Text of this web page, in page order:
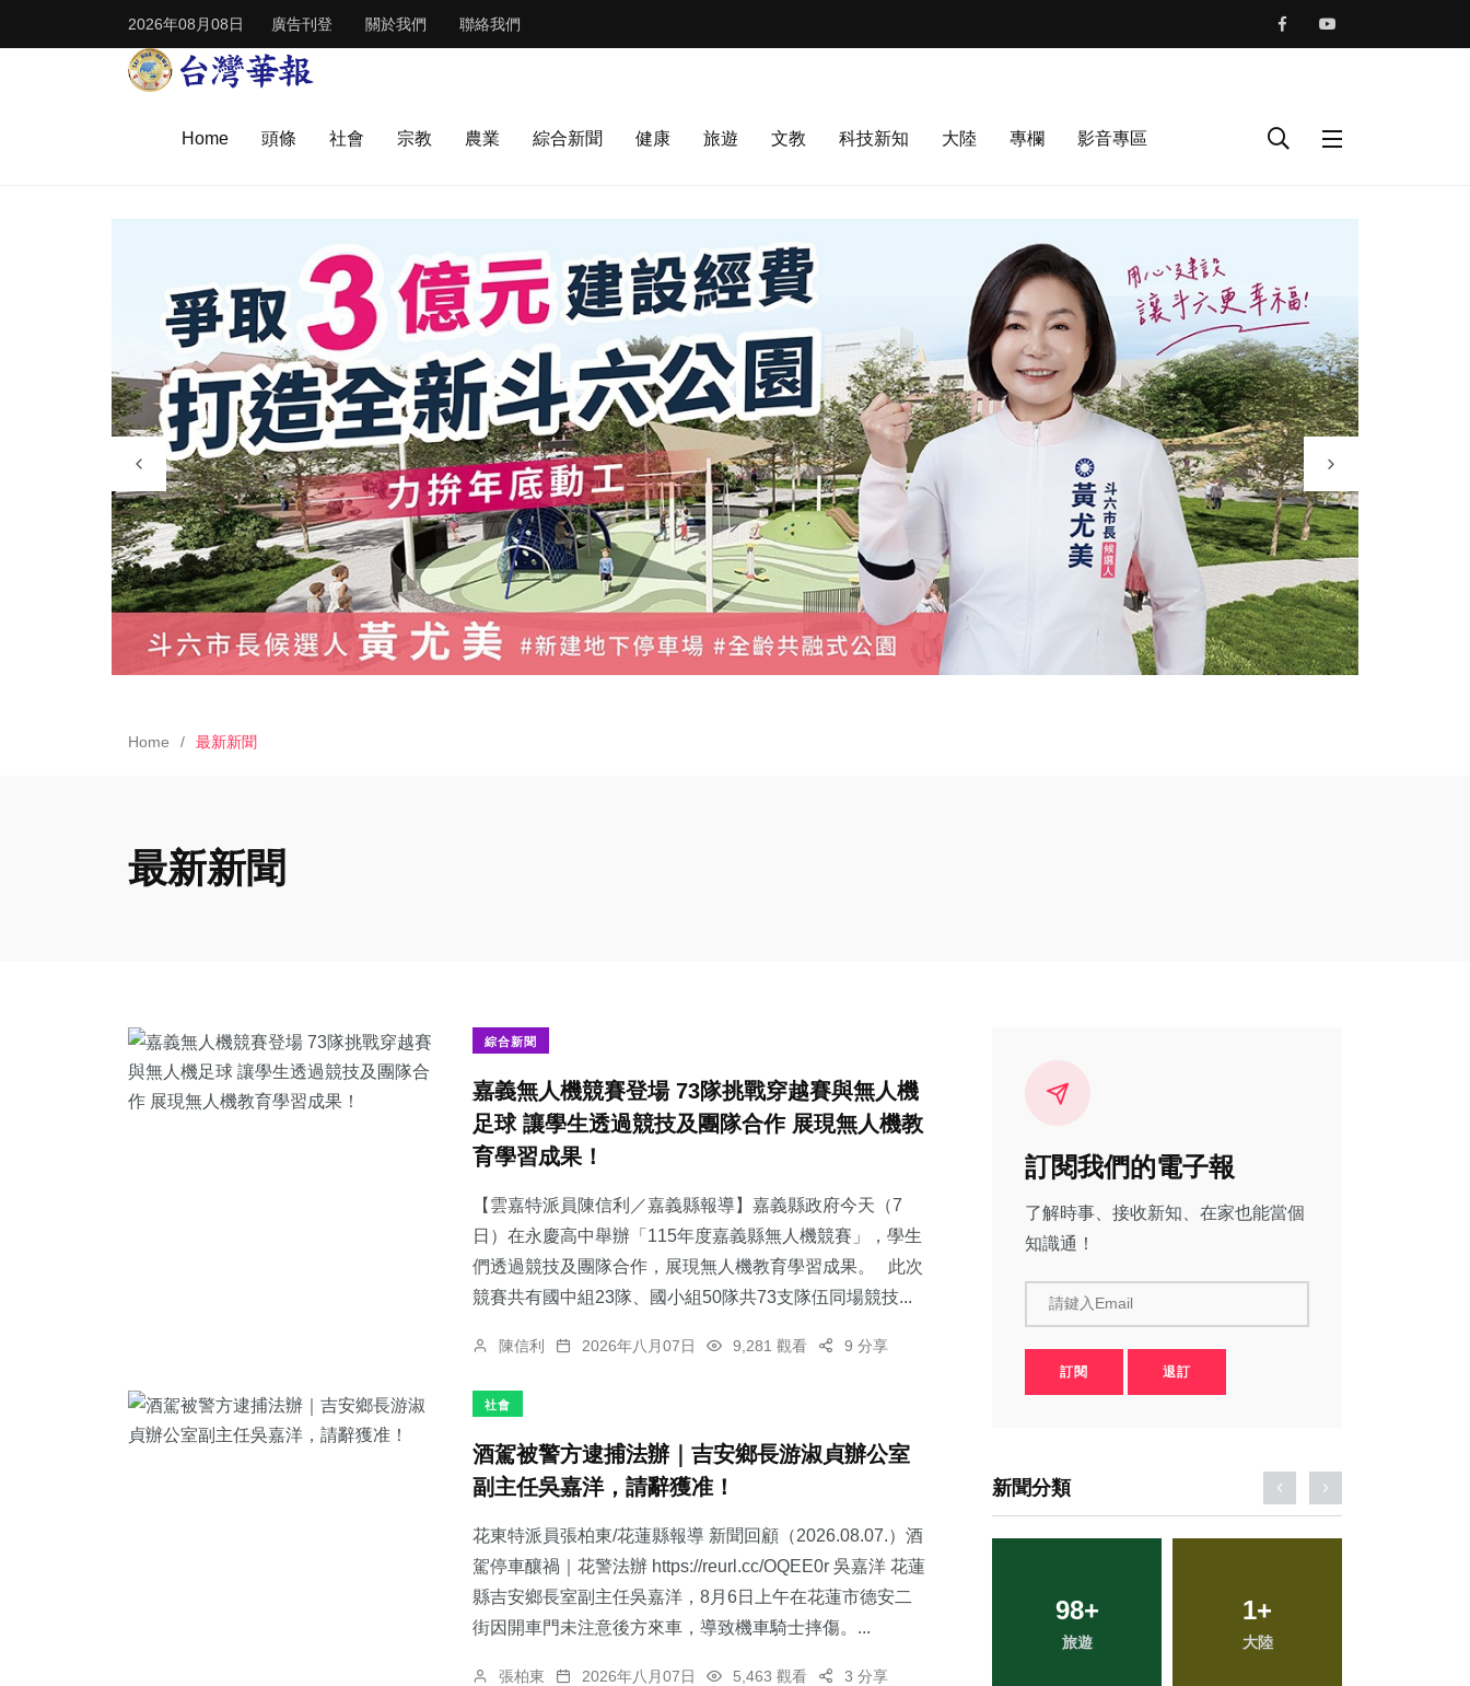
2026年08月08日 廣告刊登 關於我們 聯絡我們
Home 頭條 社會 宗教 農業 綜合新聞 健康 旅遊 文教 科技新知 大陸 專欄 影音專區
Home 最新新聞
最新新聞
綜合新聞
嘉義無人機競賽登場 73隊挑戰穿越賽與無人機
足球 讓學生透過競技及團隊合作 展現無人機教
育學習成果！
【雲嘉特派員陳信利／嘉義縣報導】嘉義縣政府今天（7
日）在永慶高中舉辦「115年度嘉義縣無人機競賽」，學生
們透過競技及團隊合作，展現無人機教育學習成果。 此次
競賽共有國中組23隊、國小組50隊共73支隊伍同場競技...
陳信利 2026年八月07日 9,281 觀看 9 分享
社會
酒駕被警方逮捕法辦｜吉安鄉長游淑貞辦公室
副主任吳嘉洋，請辭獲准！
花東特派員張柏東/花蓮縣報導 新聞回顧（2026.08.07.）酒
駕停車釀禍｜花警法辦 https://reurl.cc/OQEE0r 吳嘉洋 花蓮
縣吉安鄉長室副主任吳嘉洋，8月6日上午在花蓮市德安二
街因開車門未注意後方來車，導致機車騎士摔傷。...
張柏東 2026年八月07日 5,463 觀看 3 分享
訂閱我們的電子報
了解時事、接收新知、在家也能當個
知識通！
請鍵入Email
訂閱 退訂
新聞分類
71+ 98+
旅遊
1+
大陸
21+
科技新知
141
文教